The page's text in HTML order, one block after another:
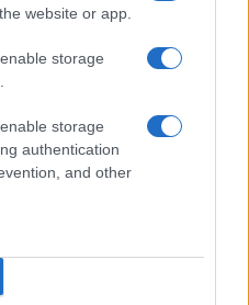
website or app.
storage
storage
authentication
and other